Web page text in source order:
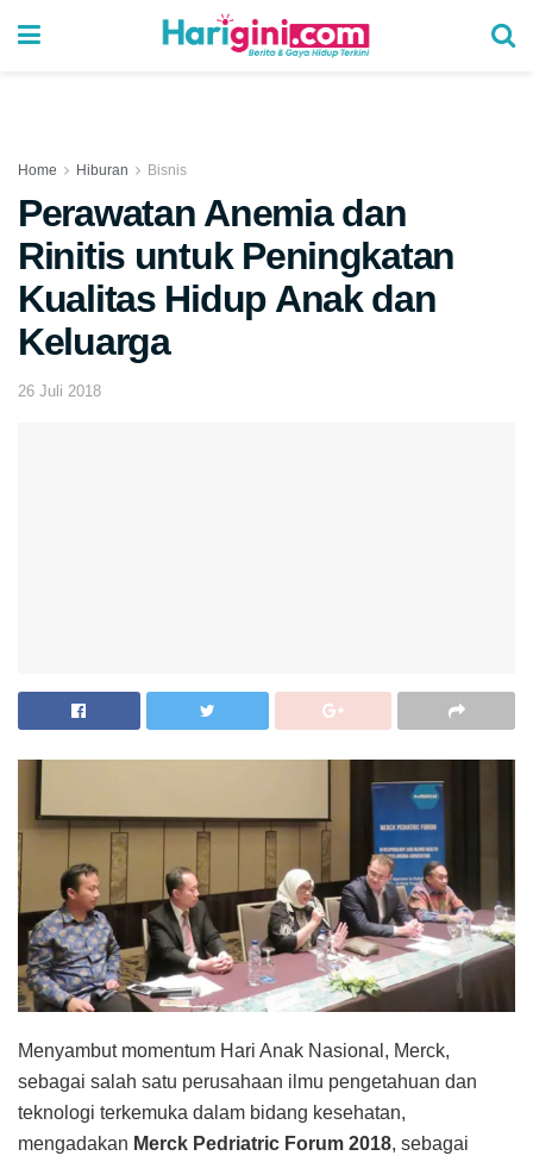
Home Hiburan Bisnis
Perawatan Anemia dan
Rinitis untuk Peningkatan
Kualitas Hidup Anak dan
Keluarga
26 Juli 2018
Menyambut momentum Hari Anak Nasional, Merck,
sebagai salah satu perusahaan ilmu pengetahuan dan
teknologi terkemuka dalam bidang kesehatan,
mengadakan Merck Pedriatric Forum 2018, sebagai